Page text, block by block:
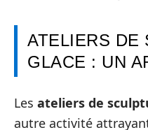
ATELIERS DE
GLACE : UN
Les ateliers de
autre activité